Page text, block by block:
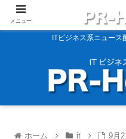
ITビジネス系ニュー
ホーム it
9月
メニュー